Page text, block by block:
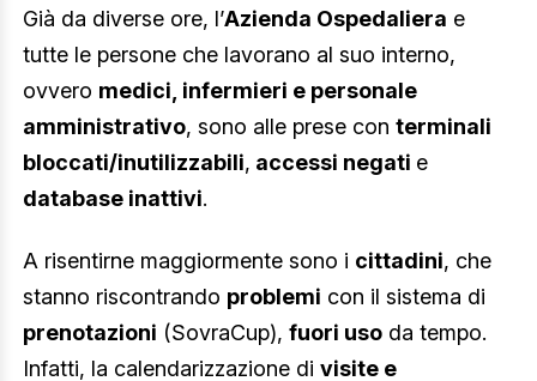
Già da diverse ore, l’Azienda Ospedaliera e
tutte le persone che lavorano al suo interno,
ovvero medici, infermieri e personale
amministrativo, sono alle prese con terminali
bloccati/inutilizzabili, accessi negati e
database inattivi.
A risentirne maggiormente sono i cittadini, che
stanno riscontrando problemi con il sistema di
prenotazioni (SovraCup), fuori uso da tempo.
Infatti, la calendarizzazione di visite e